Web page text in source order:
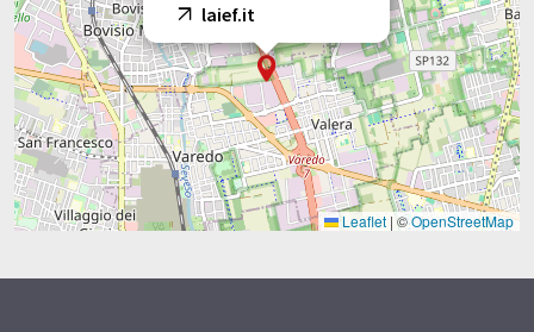
laief.it
Leaflet | ©OpenStreetMap